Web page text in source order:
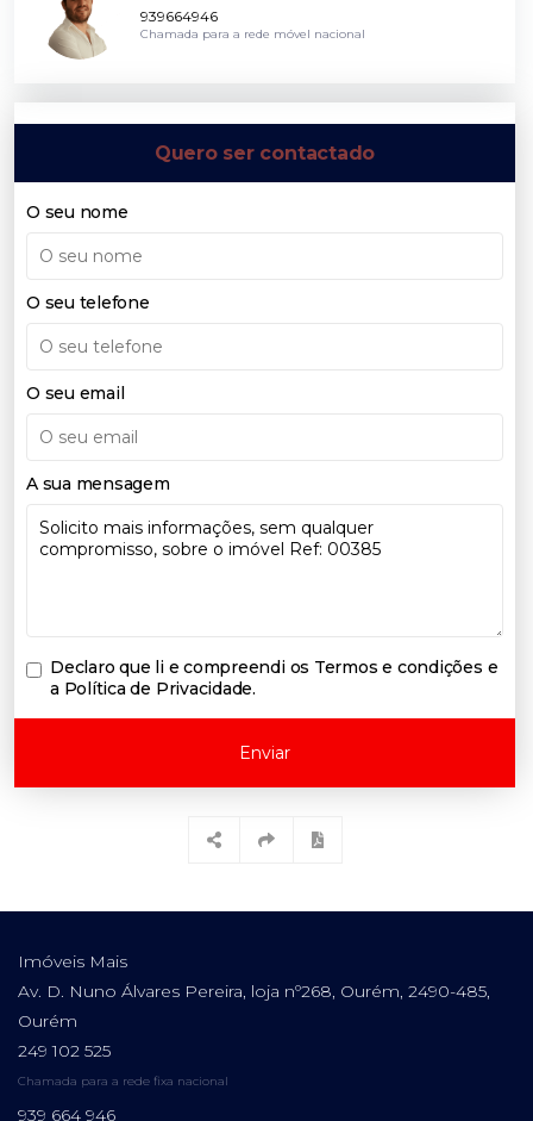
939664946
Chamada para a rede móvel nacional
Quero ser contactado
O seu nome
O seu telefone
O seu email
A sua mensagem
Declaro que li e compreendi os Termos e condições e
a Política de Privacidade.
Enviar
Imóveis Mais
Av. D. Nuno Álvares Pereira, loja nº268, Ourém, 2490-485,
Ourém
249 102 525
Chamada para a rede fixa nacional
939 664 946